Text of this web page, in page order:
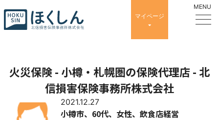
マイページ
火災保険 - 小樽・札幌圏の保険代理店 - 北
信損害保険事務所株式会社
2021.12.27
小樽市、60代、女性、飲食店経営